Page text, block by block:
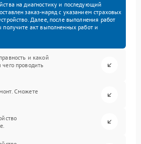
на диагностику и последующий
заказ-наряд с указанием страховых
Далее, после выполнения работ
получите акт выполненных работ и
и какой
проводить
Сможете